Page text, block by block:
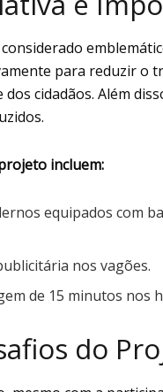
para reduzir o
cidadãos. Além
incluem:
equipados com
nos vagões.
de 15 minutos nos
do